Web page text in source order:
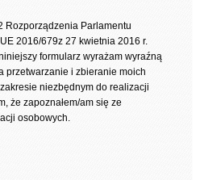
Rozporządzenia Parlamentu
2016/679z 27 kwietnia 2016 r.
formularz wyrażam wyraźną
przetwarzanie i zbieranie moich
niezbędnym do realizacji
że zapoznałem/am się ze
osobowych.